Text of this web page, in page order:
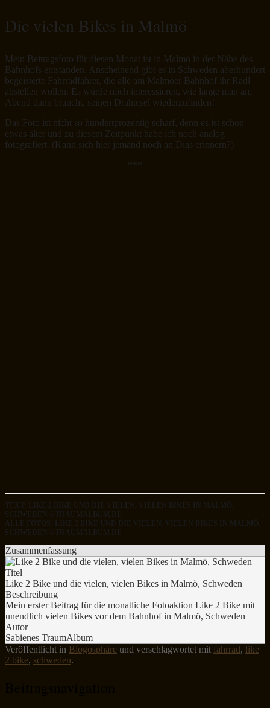
Die vielen Bikes in Malmö
Mein Beitragsfoto für diesen Monat ist in Malmö in der Nähe des
Bahnhofs entstanden. Anscheinend gibt es in Schweden aberhundert
begeisterte Fahrradfahrer, die alle am Malmöer Bahnhof ihr Radl
abstellen wollen. Es würde mich interessieren, wie lange man am
Abend dann braucht, seinen Drahtesel wiederzufinden!
Das Foto ist nicht so hundertprozentig scharf, denn es ist schon
etwas älter und zu diesem Zeitpunkt habe ich noch analog
fotografiert. (Kann sich hier jemand noch an Dias erinnern?)
***
TEXT: LIKE 2 BIKE UND DIE VIELEN, VIELEN BIKES IN MALMÖ,
SCHWEDEN ©TRAUMALBUM.DE
ALLE FOTOS: LIKE 2 BIKE UND DIE VIELEN, VIELEN BIKES IN MALMÖ,
SCHWEDEN ©TRAUMALBUM.DE
Zusammenfassung
Titel
Like 2 Bike und die vielen, vielen Bikes in Malmö, Schweden
Beschreibung
Mein erster Beitrag für die monatliche Fotoaktion Like 2 Bike mit
unendlich vielen Bikes vor dem Bahnhof in Malmö, Schweden
Autor
Sabienes TraumAlbum
Veröffentlicht in Blogosphäre und verschlagwortet mit fahrrad, like
2 bike, schweden.